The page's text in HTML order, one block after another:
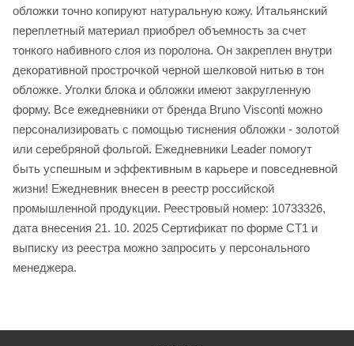
обложки точно копируют натуральную кожу. Итальянский
переплетный материал приобрел объемность за счет
тонкого набивного слоя из поролона. Он закреплен внутри
декоративной прострочкой черной шелковой нитью в тон
обложке. Уголки блока и обложки имеют закругленную
форму. Все ежедневники от бренда Bruno Visconti можно
персонализировать с помощью тиснения обложки - золотой
или серебряной фольгой. Ежедневники Leader помогут
быть успешным и эффективным в карьере и повседневной
жизни! Ежедневник внесен в реестр российской
промышленной продукции. Реестровый номер: 10733326,
дата внесения 21. 10. 2025 Сертификат по форме СТ1 и
выписку из реестра можно запросить у персонального
менеджера.